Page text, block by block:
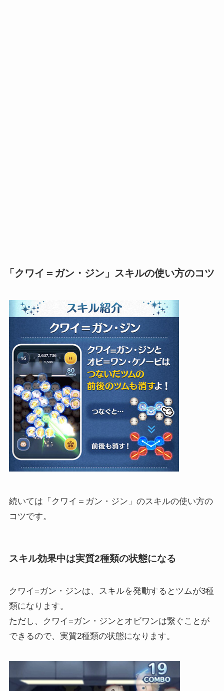
「クワイ＝ガン・ジン」スキルの使い方のコツ
続いては「クワイ＝ガン・ジン」のスキルの使い方の
コツです。
スキル効果中は実質2種類の状態になる
クワイ=ガン・ジンは、スキルを発動するとツムが3種
類になります。
ただし、クワイ=ガン・ジンとオビワンは繋ぐことが
できるので、実質2種類の状態になります。